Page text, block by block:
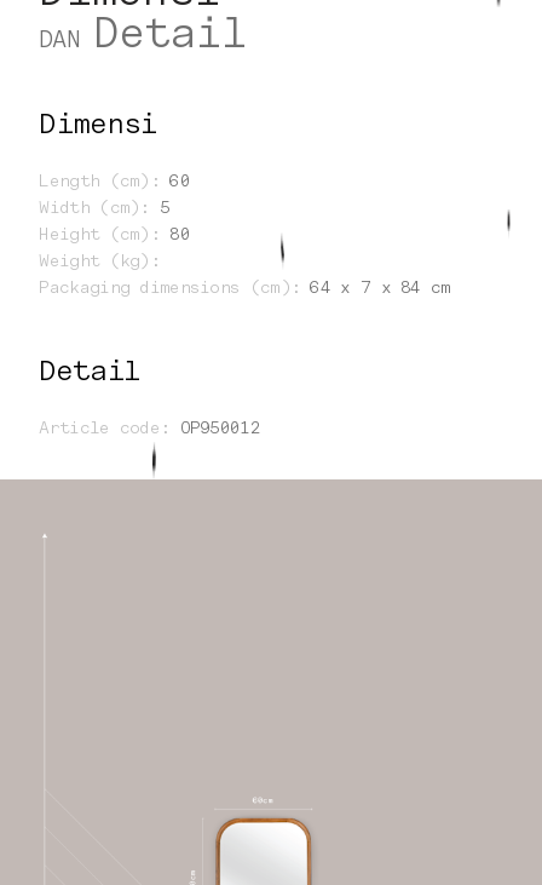
DAN Detail
Dimensi
Length (cm) :
60
Width (cm) :
5
Height (cm) :
80
Weight (kg) :
Packaging dimensions (cm) : 64 x 7 x 84 cm
Detail
Article code : OP950012